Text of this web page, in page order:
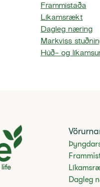
Frammistaða
Líkamsrækt
Dagleg næring
Markviss
Húð- og
Dagleg